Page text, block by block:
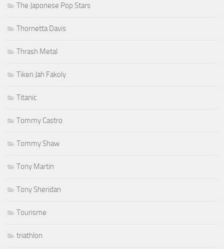
The Japonese Pop Stars
Thornetta Davis
Thrash Metal
Tiken Jah Fakoly
Titanic
Tommy Castro
Tommy Shaw
Tony Martin
Tony Sheridan
Tourisme
triathlon